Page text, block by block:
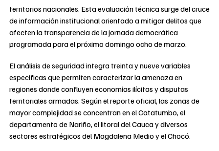
territorios nacionales. Esta evaluación técnica surge del cruce
de información institucional orientado a mitigar delitos que
afecten la transparencia de la jornada democrática
programada para el próximo domingo ocho de marzo.
El análisis de seguridad integra treinta y nueve variables
específicas que permiten caracterizar la amenaza en
regiones donde confluyen economías ilícitas y disputas
territoriales armadas. Según el reporte oficial, las zonas de
mayor complejidad se concentran en el Catatumbo, el
departamento de Nariño, el litoral del Cauca y diversos
sectores estratégicos del Magdalena Medio y el Chocó.